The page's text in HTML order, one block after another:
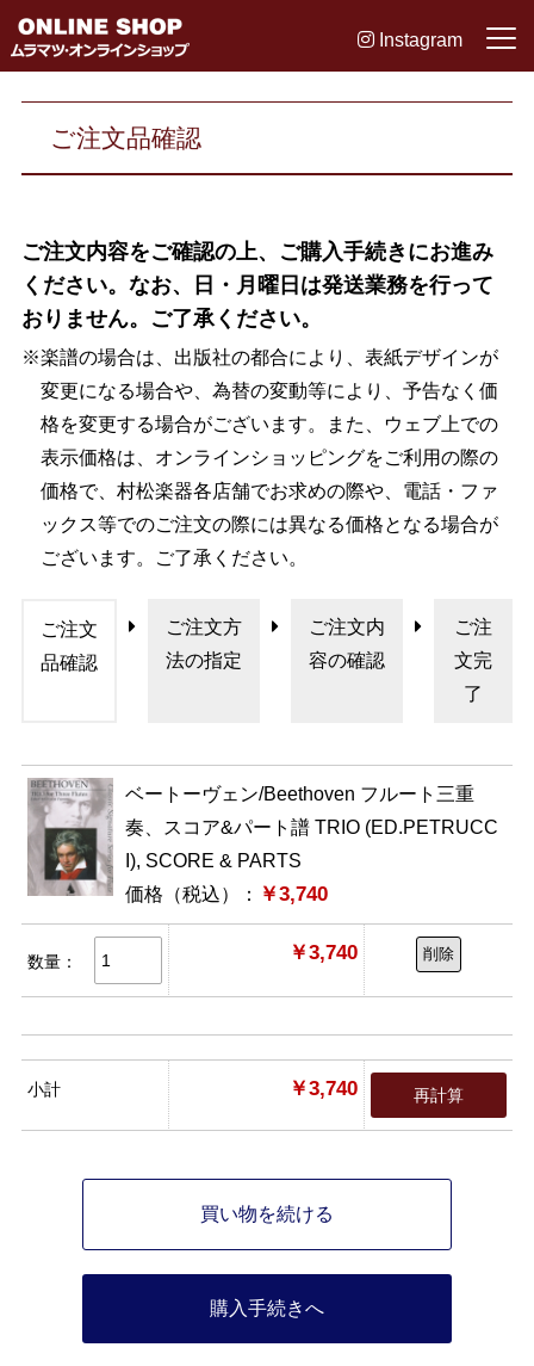
Instagram
ご注文品確認
ご注文内容をご確認の上、ご購入手続きにお進み
ください。なお、日・月曜日は発送業務を行って
おりません。ご了承ください。
※楽譜の場合は、出版社の都合により、表紙デザインが
変更になる場合や、為替の変動等により、予告なく価
格を変更する場合がございます。また、ウェブ上での
表示価格は、オンラインショッピングをご利用の際の
価格で、村松楽器各店舗でお求めの際や、電話・ファ
ックス等でのご注文の際には異なる価格となる場合が
ございます。ご了承ください。
ご注文
品確認
ご注文方
法の指定
ご注文内
容の確認
ご注
文完
了
ベートーヴェン/Beethoven フルート三重
奏、スコア&パート譜 TRIO (ED.PETRUCC
I), SCORE & PARTS
価格（税込）：
￥3,740
数量： ￥3,740 削除
小計 ￥3,740 再計算
買い物を続ける
購入手続きへ